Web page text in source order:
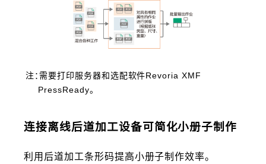
注：需要打印服务器和选配软件Revoria XMF
PressReady。
连接离线后道加工设备可简化小册子制作
利用后道加工条形码提高小册子制作效率。